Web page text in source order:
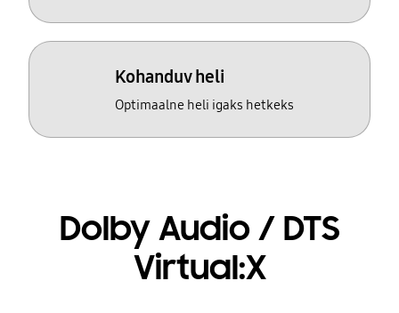
Kohanduv heli
Optimaalne heli igaks hetkeks
Dolby Audio / DTS
Virtual:X